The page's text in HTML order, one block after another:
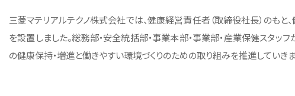
三菱マテリアルテクノ株式会社では、健康経営責任者（取締役社長）のも
を設置しました。総務部・安全統括部・事業本部・事業部・産業保健スタ
の健康保持・増進と働きやすい環境づくりのための取り組みを推進していきま